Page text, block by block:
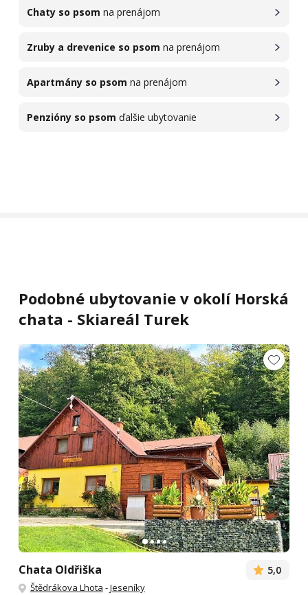
Chaty so psom na prenájom
Zruby a drevenice so psom na prenájom
Apartmány so psom na prenájom
Penzióny so psom ďalšie ubytovanie
Podobné ubytovanie v okolí Horská
chata - Skiareál Turek
Chata Oldřiška 5,0
Štědrákova Lhota -Jeseníky